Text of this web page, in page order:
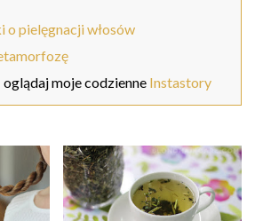
o pielęgnacji włosów
oglądaj moje codzienne Instastory